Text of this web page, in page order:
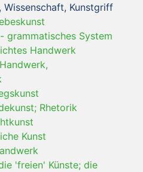
Wissenschaft, Kunstgriff
- grammatisches System
Handwerk
Handwerk,
Rhetorik
Kunst
'freien' Künste; die